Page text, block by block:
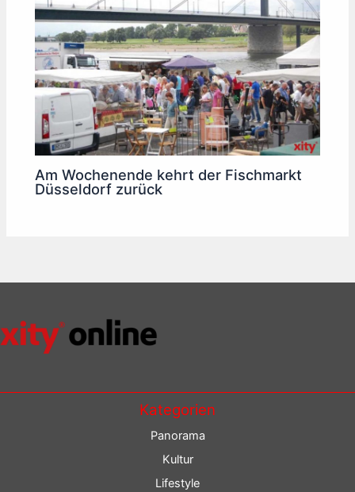
Am Wochenende kehrt der Fischmarkt
Düsseldorf zurück
Kategorien
Panorama
Kultur
Lifestyle